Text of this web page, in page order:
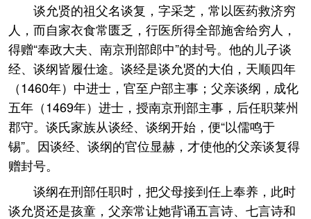
谈允贤的祖父名谈复，字采芝，常以医药救济穷
人，而自家衣食常匮乏，行医所得全部施舍给穷人，
得赠“奉政大夫、南京刑部郎中”的封号。他的儿子谈
经、谈纲皆履仕途。谈经是谈允贤的大伯，天顺四年
（1460年）中进士，官至户部主事；父亲谈纲，成化
五年（1469年）进士，授南京刑部主事，后任职莱州
郡守。谈氏家族从谈经、谈纲开始，便“以儒鸣于
锡”。因谈经、谈纲的官位显赫，才使他的父亲谈复得
赠封号。
谈纲在刑部任职时，把父母接到任上奉养，此时
谈允贤还是孩童，父亲常让她背诵五言诗、七言诗和